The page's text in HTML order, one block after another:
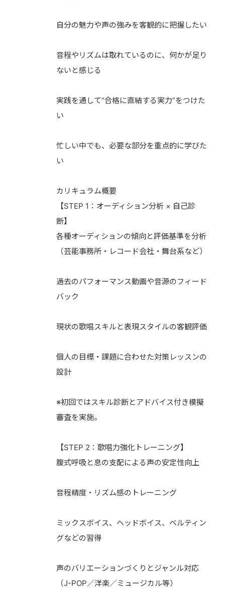
自分の魅力や声の強みを客観的に把握したい
音程やリズムは取れているのに、何かが足り
ないと感じる
実践を通して“合格に直結する実力”をつけた
い
忙しい中でも、必要な部分を重点的に学びた
い
カリキュラム概要
【STEP 1：オーディション分析 × 自己診
断】
各種オーディションの傾向と評価基準を分析
（芸能事務所・レコード会社・舞台系など）
過去のパフォーマンス動画や音源のフィード
バック
現状の歌唱スキルと表現スタイルの客観評価
個人の目標・課題に合わせた対策レッスンの
設計
※初回ではスキル診断とアドバイス付き模擬
審査を実施。
【STEP 2：歌唱力強化トレーニング】
腹式呼吸と息の支配による声の安定性向上
音程精度・リズム感のトレーニング
ミックスボイス、ヘッドボイス、ベルティン
グなどの習得
声のバリエーションづくりとジャンル対応
（J-POP／洋楽／ミュージカル等）